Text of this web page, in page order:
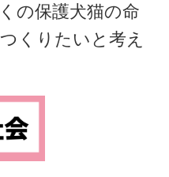
の保護犬猫の命
くりたいと考え